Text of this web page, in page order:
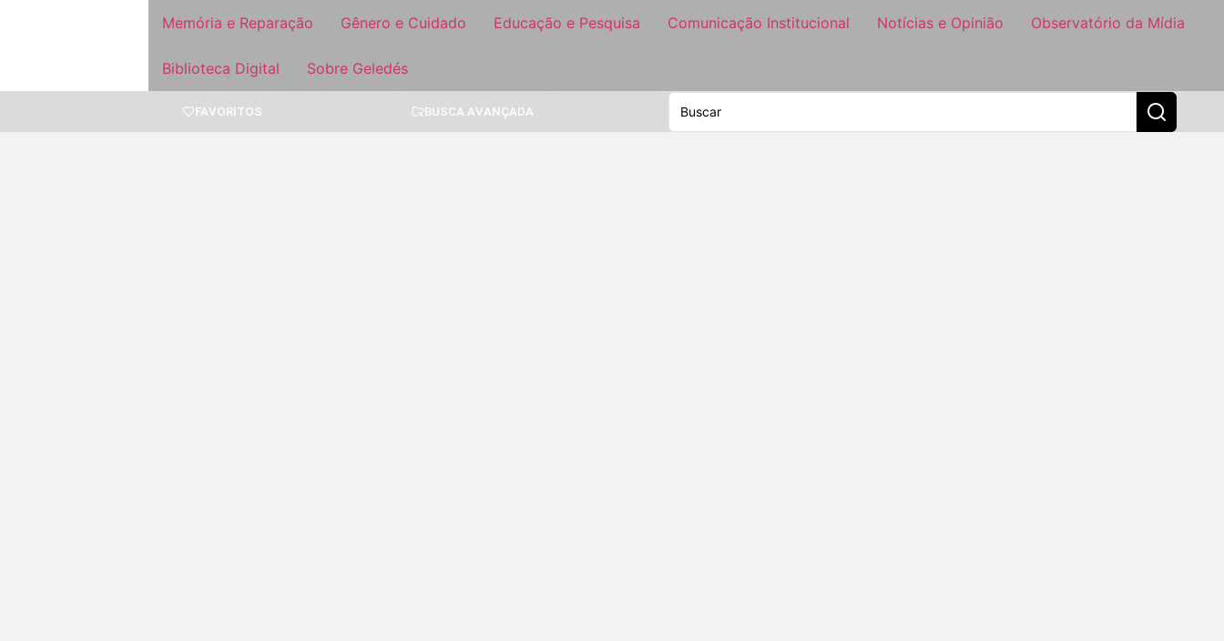
Memória e Reparação Gênero e Cuidado Educação e Pesquisa Comunicação Institucional Notícias e Opinião Observatório da Mídia
Biblioteca Digital Sobre Geledés
FAVORITOS BUSCA AVANÇADA